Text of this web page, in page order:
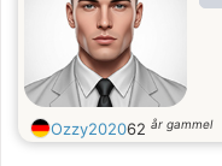
Ozzy202062 år gammel